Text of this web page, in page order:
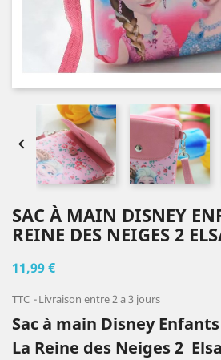

SAC À MAIN DISNEY
REINE DES NEIGES 2
11,99 €
TTC Livraison entre 2 a 3 jours
Sac à main Disney
La Reine des Neiges 2